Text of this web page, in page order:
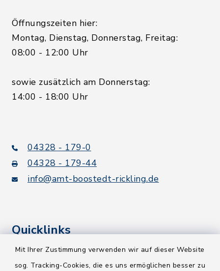
Mit Ihrer Zustimmung verwenden wir auf dieser Website
sog. Tracking-Cookies, die es uns ermöglichen besser zu
Öffnungszeiten hier:
Montag, Dienstag, Donnerstag, Freitag:
08:00 - 12:00 Uhr
sowie zusätzlich am Donnerstag:
14:00 - 18:00 Uhr
04328 - 179-0
04328 - 179-44
info@amt-boostedt-rickling.de
Quicklinks
Kreis Segeberg